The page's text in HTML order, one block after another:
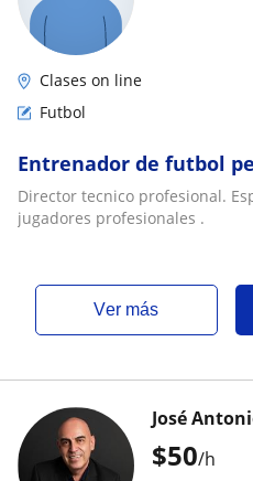
Clases on line
Futbol
Entrenador de futbol
Director tecnico profesional.
jugadores profesionales .
ver más
$50/h
José